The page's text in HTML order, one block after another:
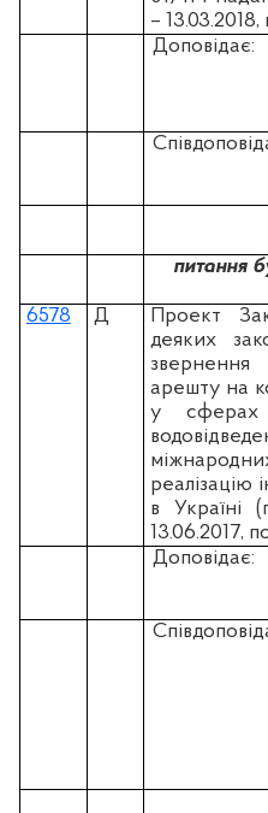
– 13.03.2018,
Доповідає:
питання
6578
Д
Проект
деяких
арешту на
у сферах
реалізацію
в Україні
13.06.2017,
Доповідає: